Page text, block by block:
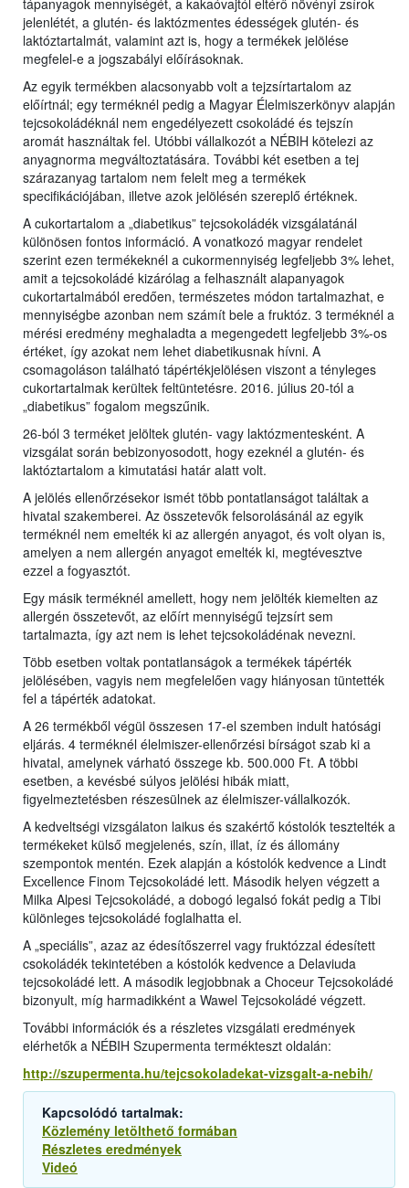
tápanyagok mennyiségét, a kakaóvajtól eltérő növényi zsírok
jelenlétét, a glutén- és laktózmentes édességek glutén- és
laktóztartalmát, valamint azt is, hogy a termékek jelölése
megfelel-e a jogszabályi előírásoknak.
Az egyik termékben alacsonyabb volt a tejzsírtartalom az
előírtnál; egy terméknél pedig a Magyar Élelmiszerkönyv alapján
tejcsokoládéknál nem engedélyezett csokoládé és tejszín
aromát használtak fel. Utóbbi vállalkozót a NÉBIH kötelezi az
anyagnorma megváltoztatására. További két esetben a tej
szárazanyag tartalom nem felelt meg a termékek
specifikációjában, illetve azok jelölésén szereplő értéknek.
A cukortartalom a „diabetikus” tejcsokoládék vizsgálatánál
különösen fontos információ. A vonatkozó magyar rendelet
szerint ezen termékeknél a cukormennyiség legfeljebb 3% lehet,
amit a tejcsokoládé kizárólag a felhasznált alapanyagok
cukortartalmából eredően, természetes módon tartalmazhat, e
mennyiségbe azonban nem számít bele a fruktóz. 3 terméknél a
mérési eredmény meghaladta a megengedett legfeljebb 3%-os
értéket, így azokat nem lehet diabetikusnak hívni. A
csomagoláson található tápértékjelölésen viszont a tényleges
cukortartalmak kerültek feltüntetésre. 2016. július 20-tól a
„diabetikus” fogalom megszűnik.
26-ból 3 terméket jelöltek glutén- vagy laktózmentesként. A
vizsgálat során bebizonyosodott, hogy ezeknél a glutén- és
laktóztartalom a kimutatási határ alatt volt.
A jelölés ellenőrzésekor ismét több pontatlanságot találtak a
hivatal szakemberei. Az összetevők felsorolásánál az egyik
terméknél nem emelték ki az allergén anyagot, és volt olyan is,
amelyen a nem allergén anyagot emelték ki, megtévesztve
ezzel a fogyasztót.
Egy másik terméknél amellett, hogy nem jelölték kiemelten az
allergén összetevőt, az előírt mennyiségű tejzsírt sem
tartalmazta, így azt nem is lehet tejcsokoládénak nevezni.
Több esetben voltak pontatlanságok a termékek tápérték
jelölésében, vagyis nem megfelelően vagy hiányosan tüntették
fel a tápérték adatokat.
A 26 termékből végül összesen 17-el szemben indult hatósági
eljárás. 4 terméknél élelmiszer-ellenőrzési bírságot szab ki a
hivatal, amelynek várható összege kb. 500.000 Ft. A többi
esetben, a kevésbé súlyos jelölési hibák miatt,
figyelmeztetésben részesülnek az élelmiszer-vállalkozók.
A kedveltségi vizsgálaton laikus és szakértő kóstolók tesztelték a
termékeket külső megjelenés, szín, illat, íz és állomány
szempontok mentén. Ezek alapján a kóstolók kedvence a Lindt
Excellence Finom Tejcsokoládé lett. Második helyen végzett a
Milka Alpesi Tejcsokoládé, a dobogó legalsó fokát pedig a Tibi
különleges tejcsokoládé foglalhatta el.
A „speciális”, azaz az édesítőszerrel vagy fruktózzal édesített
csokoládék tekintetében a kóstolók kedvence a Delaviuda
tejcsokoládé lett. A második legjobbnak a Choceur Tejcsokoládé
bizonyult, míg harmadikként a Wawel Tejcsokoládé végzett.
További információk és a részletes vizsgálati eredmények
elérhetők a NÉBIH Szupermenta termékteszt oldalán:
http://szupermenta.hu/tejcsokoladekat-vizsgalt-a-nebih/
Kapcsolódó tartalmak:
Közlemény letölthető formában
Részletes eredmények
Videó